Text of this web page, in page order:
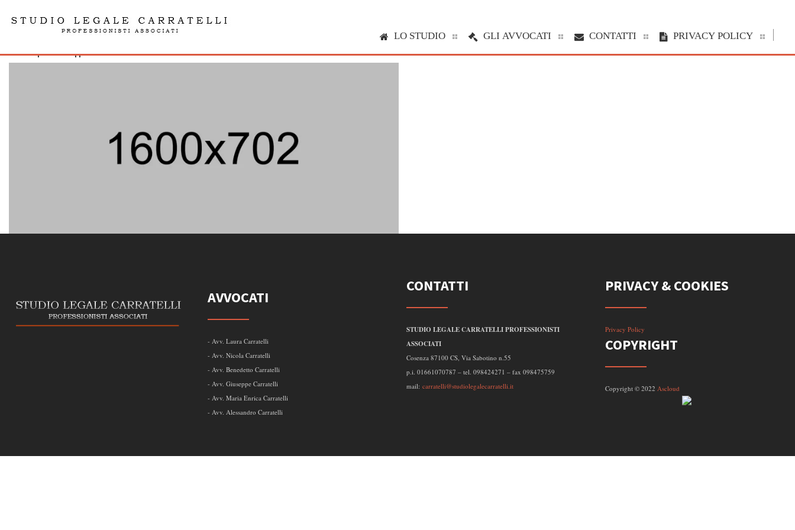
LO STUDIO GLI AVVOCATI CONTATTI PRIVACY POLICY
img81
admin | 03.01.16| | 0 Comments
AVVOCATI
- Avv. Laura Carratelli
- Avv. Nicola Carratelli
- Avv. Benedetto Carratelli
- Avv. Giuseppe Carratelli
- Avv. Maria Enrica Carratelli
- Avv. Alessandro Carratelli
CONTATTI
STUDIO LEGALE CARRATELLI PROFESSIONISTI
ASSOCIATI
Cosenza 87100 CS, Via Sabotino n.55
p.i. 01661070787 – tel. 098424271 – fax 098475759
mail: carratelli@studiolegalecarratelli.it
PRIVACY & COOKIES
Privacy Policy
COPYRIGHT
Copyright © 2022 Ascloud